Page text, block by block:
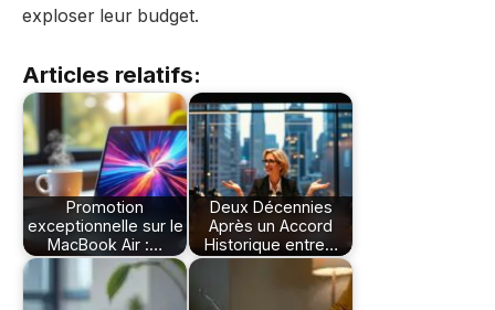
exploser leur budget.
Articles relatifs:
Promotion
exceptionnelle sur le
MacBook Air :…
Deux Décennies
Après un Accord
Historique entre…